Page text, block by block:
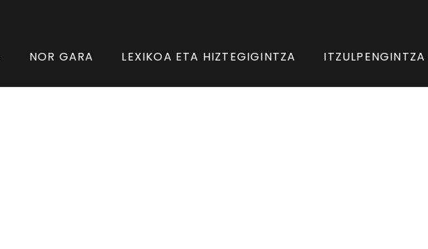
NOR GARA LEXIKOA ETA HIZTEGIGINTZA ITZULPENGINTZA